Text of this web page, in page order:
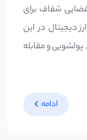
فضایی شفاف برای
دیجیتال در این
و مقابله
ادامه